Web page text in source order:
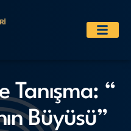
Tanışma: “
Büyüsü”